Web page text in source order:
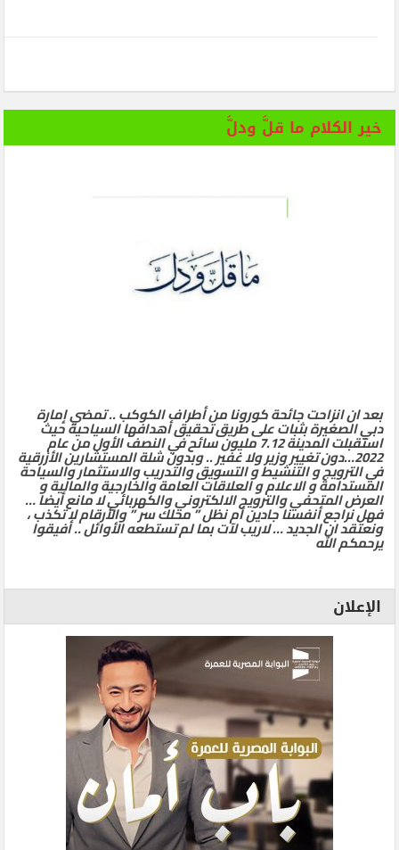
خير الكلام ما قلَّ ودلَّ
بعد ان انزاحت جائحة كورونا من أطراف الكوكب .. تمضي إمارة
دبي الصغيرة بثبات على طريق تحقيق أهدافها السياحية حيث
استقبلت المدينة 7.12 مليون سائح في النصف الأول من عام
2022…دون تغيير وزير ولا غفير .. وبدون شلة المستشارين الأزرقية
في الترويج و التنشيط و التسويق والتدريب والاستثمار والسياحة
المستدامة و الاعلام و العلاقات العامة والخارجية والمالية و
العرض المتحفي والترويج الالكتروني والكهربائي لا مانع أيضا …
فهل نراجع أنفسنا جادين أم نظل ” محلك سر ” والأرقام لا تكذب ،
ونعتقد ان الجديد … لاريب لآت بما لم تستطعه الأوائل .. أفيقوا
يرحمكم الله
الإعلان